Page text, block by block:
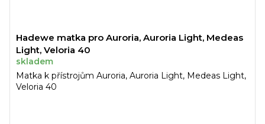
Hadewe matka pro Auroria, Auroria Light, Medeas
Light, Veloria 40
skladem
Matka k přístrojům Auroria, Auroria Light, Medeas Light,
Veloria 40